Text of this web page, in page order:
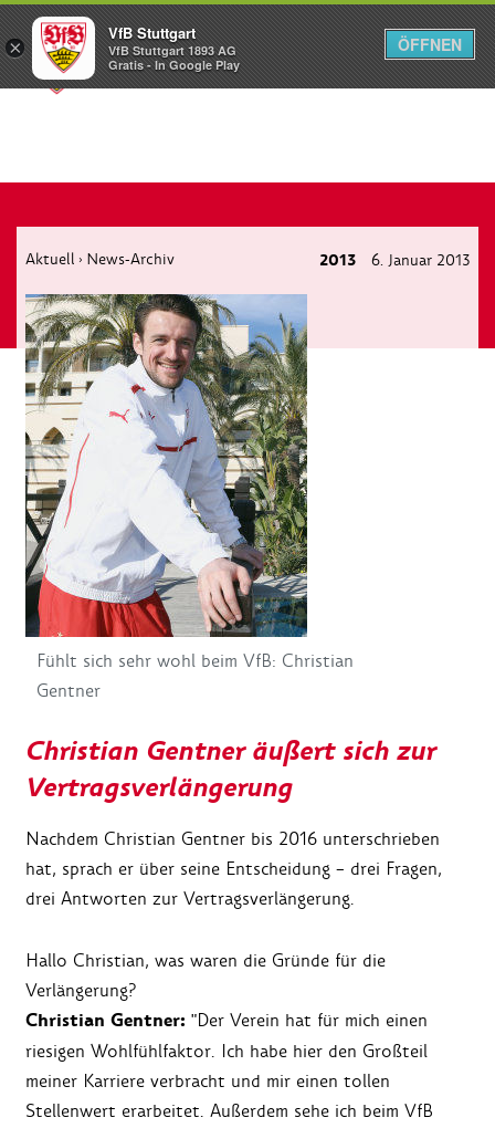
Menü
Aktuell › News-Archiv 2013 6. Januar 2013
Fühlt sich sehr wohl beim VfB: Christian
Gentner
Christian Gentner äußert sich zur
Vertragsverlängerung
Nachdem Christian Gentner bis 2016 unterschrieben
hat, sprach er über seine Entscheidung – drei Fragen,
drei Antworten zur Vertragsverlängerung.
Hallo Christian, was waren die Gründe für die
Verlängerung?
Christian Gentner: "Der Verein hat für mich einen
riesigen Wohlfühlfaktor. Ich habe hier den Großteil
meiner Karriere verbracht und mir einen tollen
Stellenwert erarbeitet. Außerdem sehe ich beim VfB
×
VfB Stuttgart
VfB Stuttgart 1893 AG
Gratis - In Google Play
ÖFFNEN